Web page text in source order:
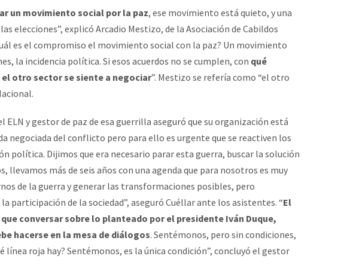
un movimiento social por la paz, ese movimiento está quieto, y una
elecciones”, explicó Arcadio Mestizo, de la Asociación de Cabildos
es el compromiso el movimiento social con la paz? Un movimiento
la incidencia política. Si esos acuerdos no se cumplen, con qué
el otro sector se siente a negociar”. Mestizo se refería como “el otro
ELN y gestor de paz de esa guerrilla aseguró que su organización está
negociada del conflicto pero para ello es urgente que se reactiven los
política. Dijimos que era necesario parar esta guerra, buscar la solución
llevamos más de seis años con una agenda que para nosotros es muy
de la guerra y generar las transformaciones posibles, pero
participación de la sociedad”, aseguró Cuéllar ante los asistentes. “El
que conversar sobre lo planteado por el presidente Iván Duque,
hacerse en la mesa de diálogos. Sentémonos, pero sin condiciones,
línea roja hay? Sentémonos, es la única condición”, concluyó el gestor